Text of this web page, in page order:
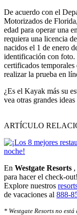
De acuerdo con el
Motorizados de
edad para operar una
requiera una licencia
nacidos el 1 de enero
identificación con foto.
certificados
realizar la prueba en
¿Es el Kayak más su
vea otras grandes
ARTÍCULO
En Westgate Resorts
para hacer el check-
Explore nuestros
de vacaciones al 888-
* Westgate Resorts no